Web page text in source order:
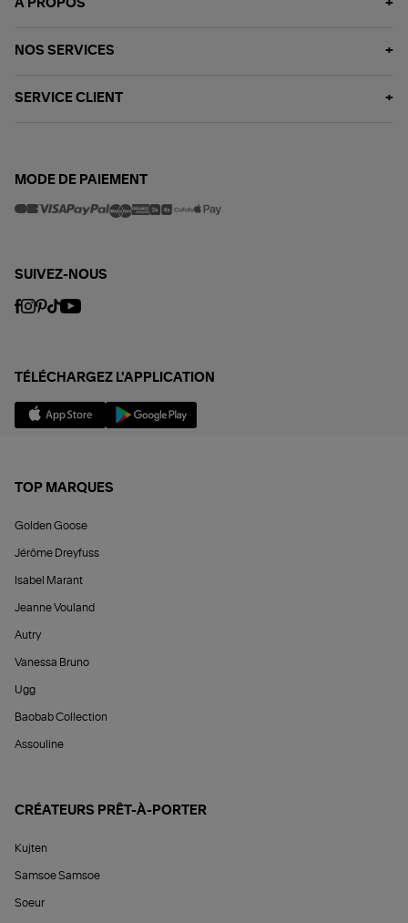
À PROPOS
NOS SERVICES
SERVICE CLIENT
MODE DE PAIEMENT
SUIVEZ-NOUS
TÉLÉCHARGEZ L'APPLICATION
TOP MARQUES
Golden Goose
Jérôme Dreyfuss
Isabel Marant
Jeanne Vouland
Autry
Vanessa Bruno
Ugg
Baobab Collection
Assouline
CRÉATEURS PRÊT-À-PORTER
Kujten
Samsoe Samsoe
Soeur